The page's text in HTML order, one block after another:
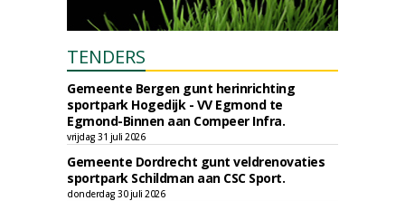
TENDERS
Gemeente Bergen gunt herinrichting
sportpark Hogedijk - VV Egmond te
Egmond-Binnen aan Compeer Infra.
vrijdag 31 juli 2026
Gemeente Dordrecht gunt veldrenovaties
sportpark Schildman aan CSC Sport.
donderdag 30 juli 2026